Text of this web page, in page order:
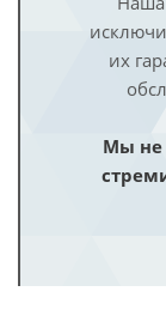
их
Мы не